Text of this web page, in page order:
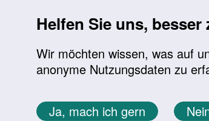
Helfen Sie uns, besser
Wir möchten wissen, was auf
anonyme Nutzungsdaten zu
Ja, mach ich gern
Sie befinden sich hier:
Startseite Aktuelles Aktuelle